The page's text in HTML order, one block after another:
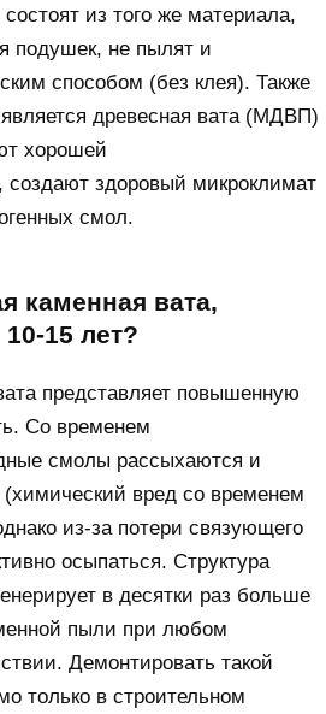
из того же материала,
подушек, не пылят и
способом (без клея). Также
древесная вата (МДВП)
хорошей
создают здоровый микроклимат
смол.
каменная вата,
15 лет?
представляет повышенную
Со временем
смолы рассыхаются и
вред со временем
из-за потери связующего
осыпаться. Структура
в десятки раз больше
пыли при любом
Демонтировать такой
только в строительном